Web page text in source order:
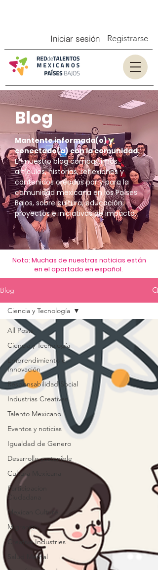
Iniciar sesión Registrarse
Blog
Mantente informada(o) y
conectado(a) con la comunidad.
En nuestro blog compartimos
artículos, historias, reflexiones y
contenidos creados por y para la
comunidad mexicana en los Países
Bajos, sobre cultura, educación,
proyectos e iniciativas de impacto.
Nota: Muchas de nuestras noticias están
en el apartado en español.
Blog
All Posts
Ciencia y Tecnología
Emprendimiento e
Innovación
Responsabilidad Social
Industrias Creativas
Talento Mexicano
Eventos y noticias
Igualdad de Genero
Desarrollo sostenible
Cultura Mexicana
Participacion
Ciudadana
Mexican Culture
Migración
Creative Industries
Salud Mental
Ciencia y Tecnología